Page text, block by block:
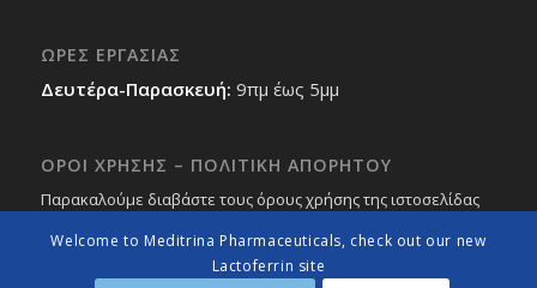
ΩΡΕΣ ΕΡΓΑΣΙΑΣ
Δευτέρα-Παρασκευή: 9πμ έως 5μμ
ΟΡΟΙ ΧΡΗΣΗΣ – ΠΟΛΙΤΙΚΗ ΑΠΟΡΗΤΟΥ
Παρακαλούμε διαβάστε τους όρους χρήσης της ιστοσελίδας
Welcome to Meditrina Pharmaceuticals, check out our new
Lactoferrin site